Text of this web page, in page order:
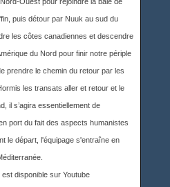
puis détour par Nuuk au sud du
les côtes canadiennes et descendre
du Nord pour finir notre périple
prendre le chemin du retour par les
les transats aller et retour et le
il s’agira essentiellement de
port du fait des aspects humanistes
le départ, l'équipage s'entraîne en
disponible sur Youtube